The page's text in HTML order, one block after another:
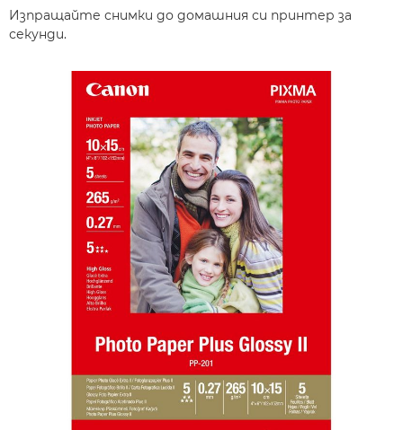
Изпращайте снимки до домашния си принтер за
секунди.